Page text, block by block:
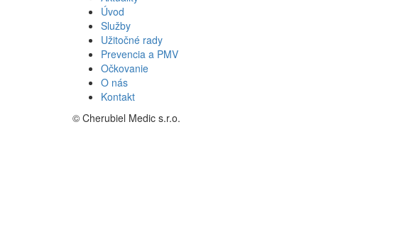
Úvod
Služby
Užitočné rady
Prevencia a PMV
Očkovanie
O nás
Kontakt
© Cherubiel Medic s.r.o.